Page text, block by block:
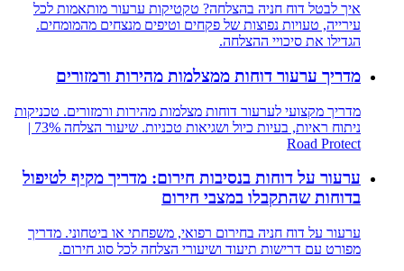
איך לבטל דוח חניה בהצלחה? טקטיקות ערעור מותאמות לכל
עירייה, טעויות נפוצות של פקחים וטיפים מנצחים מהמומחים.
הגדילו את סיכויי ההצלחה.
מדריך ערעור דוחות ממצלמות מהירות ורמזורים
מדריך מקצועי לערעור דוחות מצלמות מהירות ורמזורים. טכניקות
ניתוח ראיות, בעיות כיול ושגיאות טכניות. שיעור הצלחה 73% |
Road Protect
ערעור על דוחות בנסיבות חירום: מדריך מקיף לטיפול
בדוחות שהתקבלו במצבי חירום
ערעור על דוח חניה בחירום רפואי, משפחתי או ביטחוני. מדריך
מפורט עם דרישות תיעוד ושיעורי הצלחה לכל סוג חירום.